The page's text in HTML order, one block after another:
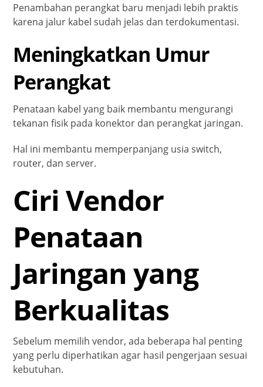
Penambahan perangkat baru menjadi lebih praktis
karena jalur kabel sudah jelas dan terdokumentasi.
Meningkatkan Umur
Perangkat
Penataan kabel yang baik membantu mengurangi
tekanan fisik pada konektor dan perangkat jaringan.
Hal ini membantu memperpanjang usia switch,
router, dan server.
Ciri Vendor
Penataan
Jaringan yang
Berkualitas
Sebelum memilih vendor, ada beberapa hal penting
yang perlu diperhatikan agar hasil pengerjaan sesuai
kebutuhan.